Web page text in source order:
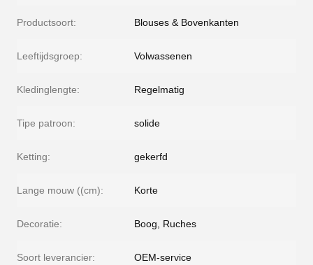
Productsoort: Blouses & Bovenkanten
Leeftijdsgroep: Volwassenen
Kledinglengte: Regelmatig
Tipe patroon: solide
Ketting: gekerfd
Lange mouw ((cm): Korte
Decoratie: Boog, Ruches
Soort leverancier: OEM-service